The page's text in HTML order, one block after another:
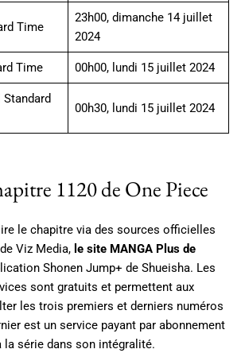
Time
23h00, dimanche 14 juillet
2024
Time 00h00, lundi 15 juillet 2024
00h30, lundi 15 juillet 2024
1120 de One Piece
le chapitre via des sources officielles
Viz Media, le site MANGA Plus de
Shonen Jump+ de Shueisha. Les
sont gratuits et permettent aux
les trois premiers et derniers numéros
est un service payant par abonnement
la série dans son intégralité.